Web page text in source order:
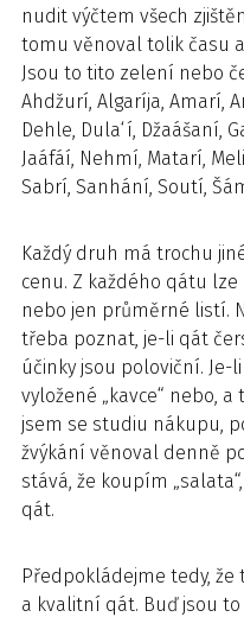
nudit výčtem všech
tomu věnoval tolik času
Jsou to tito zelení nebo
Ahdžurí, Algaríja, Amarí,
Dehle, Dula‘í, Džaášaní,
Jaáfáí, Nehmí, Matarí,
Sabrí, Sanhání, Soutí,
Každý druh má trochu
cenu. Z každého qátu
nebo jen průměrné listí.
třeba poznat, je-li qát
účinky jsou poloviční.
vyložené „kavce“ nebo, a
jsem se studiu nákupu,
žvýkání věnoval denně
stává, že koupím
qát.
Předpokládejme tedy, že
a kvalitní qát. Buď jsou